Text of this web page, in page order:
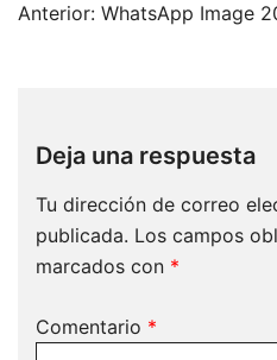
Anterior: WhatsApp Image
Deja una respuesta
Tu dirección de correo
publicada. Los campos
marcados con *
Comentario *